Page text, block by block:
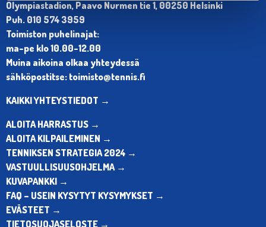
Olympiastadion, Paavo Nurmen tie 1, 00250 Helsinki
Puh. 010 574 3959
Toimiston puhelinajat:
ma-pe klo 10.00-12.00
Muina aikoina olkaa yhteydessä
sähköpostitse: toimisto@tennis.fi
KAIKKI YHTEYSTIEDOT →
ALOITA HARRASTUS →
ALOITA KILPAILEMINEN →
TENNIKSEN STRATEGIA 2024 →
VASTUULLISUUSOHJELMA →
KUVAPANKKI →
FAQ – USEIN KYSYTYT KYSYMYKSET →
EVÄSTEET →
TIETOSUOJASELOSTE →